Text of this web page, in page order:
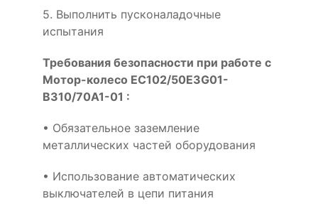
5. Выполнить пусконаладочные
испытания
Требования безопасности при работе с
Мотор-колесо EC102/50E3G01-
B310/70A1-01 :
• Обязательное заземление
металлических частей оборудования
• Использование автоматических
выключателей в цепи питания